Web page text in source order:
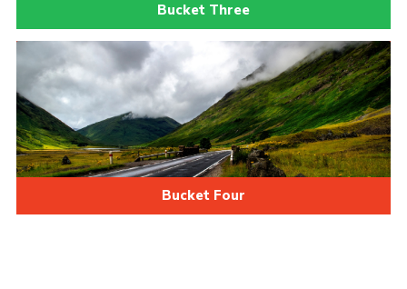
Bucket Three
Bucket Four